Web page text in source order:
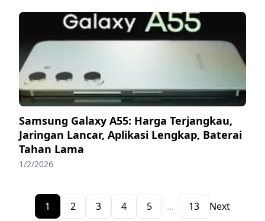
Samsung Galaxy A55: Harga Terjangkau,
Jaringan Lancar, Aplikasi Lengkap, Baterai
Tahan Lama
1/2/2026
1 2 3 4 5 ... 13 Next